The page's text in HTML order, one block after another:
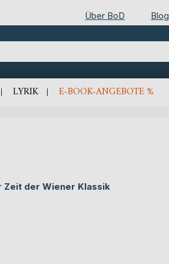
Über BoD Blog
LYRIK E-BOOK-ANGEBOTE %
Zeit der Wiener Klassik